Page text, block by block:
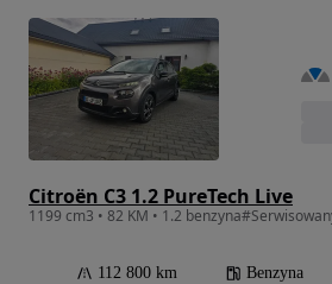
Citroën C3 1.2 PureTech Live
112 800 km Benzyna